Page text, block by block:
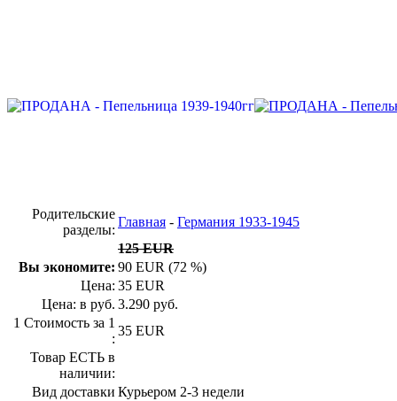
Родительские
разделы:
Главная - Германия 1933-1945
125 EUR
Вы экономите: 90 EUR (72 %)
Цена: 35 EUR
Цена: в руб. 3.290 руб.
1 Стоимость за 1
:
35 EUR
Товар ЕСТЬ в
наличии:
Вид доставки Курьером 2-3 недели